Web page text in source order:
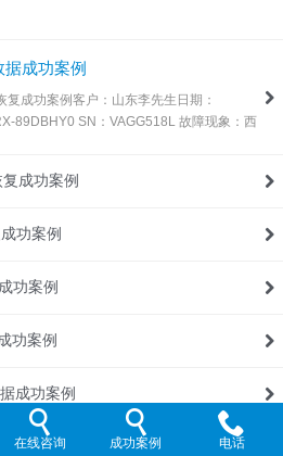
据成功案例
成功案例客户：山东李先生日期：
故障现象：西
成功案例
功案例
功案例
功案例
成功案例
据成功案例
在线咨询 成功案例 电话